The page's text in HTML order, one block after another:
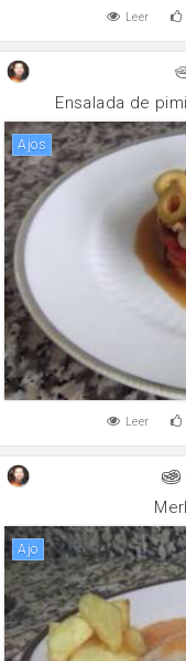
Leer
Ensalada de
Ajos
Leer
ajo